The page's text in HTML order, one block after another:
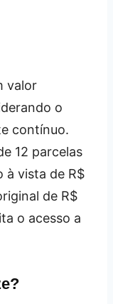
valor
o
contínuo.
12 parcelas
à vista de R$
de R$
o acesso a